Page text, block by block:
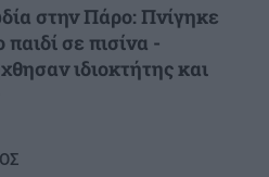
στην Πάρο: Πνίγηκε
παιδί σε πισίνα -
ιδιοκτήτης και